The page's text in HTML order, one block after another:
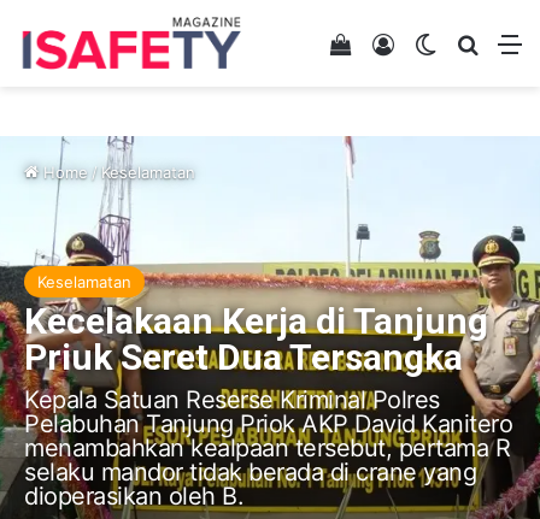
Switch skin
Log In
View your
Home/Keselamatan
Keselamatan
Kecelakaan Kerja di Tanjung
Priuk Seret Dua Tersangka
Kepala Satuan Reserse Kriminal Polres
Pelabuhan Tanjung Priok AKP David Kanitero
menambahkan kealpaan tersebut, pertama R
selaku mandor tidak berada di crane yang
dioperasikan oleh B.